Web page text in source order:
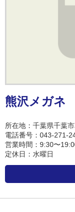
熊沢メガネ
所在地：千葉県千葉
電話番号：043-271-
営業時間：9:30〜
定休日：水曜日